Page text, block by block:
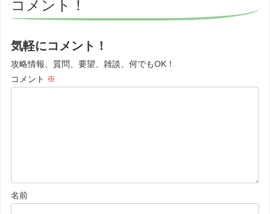
コメント！
気軽にコメント！
攻略情報、質問、要望、雑談、何でもOK！
コメント ※
名前